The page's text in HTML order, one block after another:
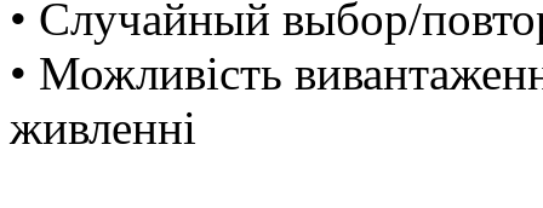
• Случайный выбор/
• Можливість
живленні